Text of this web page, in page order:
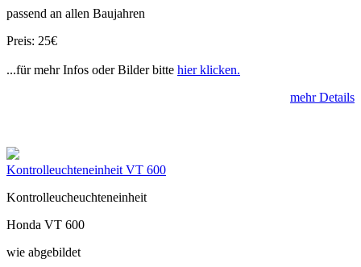
passend an allen Baujahren
Preis: 25€
...für mehr Infos oder Bilder bitte hier klicken.
mehr Details
Kontrolleuchteneinheit VT 600
Kontrolleucheuchteneinheit
Honda VT 600
wie abgebildet